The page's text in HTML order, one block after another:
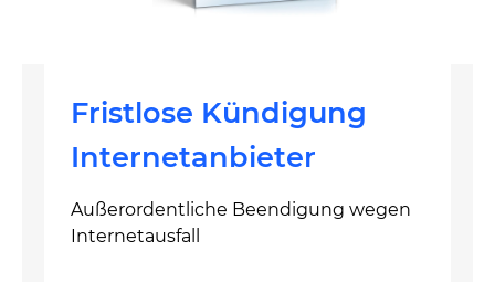
Fristlose Kündigung
Internetanbieter
Außerordentliche Beendigung wegen
Internetausfall